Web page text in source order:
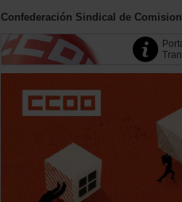
Confederación Sindical de